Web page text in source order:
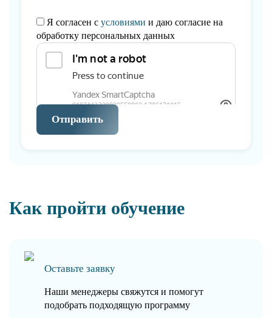
Я согласен с условиями и даю согласие на
обработку персональных данных
Отправить
Как пройти обучение
Оставьте заявку
Наши менеджеры свяжутся и помогут
подобрать подходящую программу